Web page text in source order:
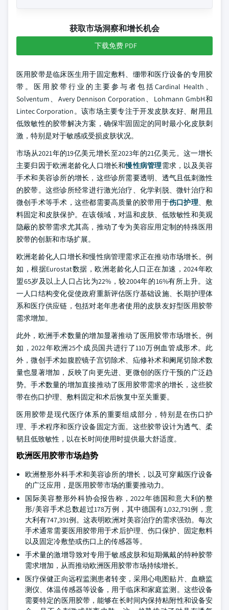
获取市场洞察和增长机会
下载免费 PDF
医用胶带是临床医生用于固定敷料、绷带和医疗设备的专用胶
带。医用胶带行业的主要参与者包括Cardinal Health、
Solventum、Avery Dennison Corporation、Lohmann GmbH和
Lintec Corporation。该市场主要专注于开发皮肤友好、耐用且
低致敏性的胶带解决方案，确保牢固固定的同时最小化皮肤刺
激，特别是对于敏感或受损皮肤状况。
市场从2021年的19亿美元增长至2023年的21亿美元。这一增长
主要归因于欧洲老龄化人口增长和慢性病管理需求，以及美容
手术和美容诊所的增长，这些诊所需要透明、透气且低刺激性
的胶带。这些诊所经常进行激光治疗、化学剥脱、微针治疗和
微创手术等手术，这些都需要高质量的胶带用于伤口护理、敷
料固定和皮肤保护。在该领域，对温和皮肤、低致敏性和美观
隐蔽的胶带需求尤其高，推动了专为美容应用定制的特殊医用
胶带的创新和市场扩展。
欧洲老龄化人口增长和慢性病管理需求正在推动市场增长。例
如，根据Eurostat数据，欧洲老龄化人口正在加速，2024年欧
盟65岁及以上人口占比为22%，较2004年的16%有所上升。这
一人口结构变化促使政府重新评估医疗基础设施、长期护理体
系和医疗供应链，包括对老年患者使用的皮肤友好型医用胶带
需求增加。
此外，欧洲手术数量的增加显著推动了医用胶带市场增长。例
如，2022年欧洲25个成员国共进行了110万例血管成形术。此
外，微创手术如腹腔镜子宫切除术、疝修补术和阑尾切除术数
量也显著增加，反映了向更先进、更微创的医疗干预的广泛趋
势。手术数量的增加直接推动了医用胶带需求的增长，这些胶
带在伤口护理、敷料固定和术后恢复中至关重要。
医用胶带是现代医疗体系的重要组成部分，特别是在伤口护
理、手术程序和医疗设备固定方面。这些胶带设计为透气、柔
韧且低致敏性，以在长时间使用时提供最大舒适度。
欧洲医用胶带市场趋势
欧洲整形外科手术和美容诊所的增长，以及可穿戴医疗设备
的广泛应用，是医用胶带市场的重要推动力。
国际美容整形外科协会报告称，2022年德国和意大利的整
形/美容手术总数超过178万例，其中德国有1,032,791例，意
大利有747,391例。这表明欧洲对美容治疗的需求强劲。每次
手术通常需要医用胶带用于术后护理、伤口保护、固定敷料
以及固定冷敷垫或伤口上的传感器等。
手术量的激增导致对专用于敏感皮肤和短期佩戴的特种胶带
需求增加，从而推动欧洲医用胶带市场持续增长。
医疗保健正向远程监测患者转变，采用心电图贴片、血糖监
测仪、体温传感器等设备，用于临床和家庭监测。这些设备
需要特定的医用胶带，能够在长时间内保持粘附性和设备安